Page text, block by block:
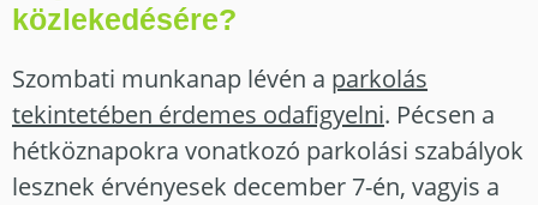
közlekedésére?
Szombati munkanap lévén a parkolás
tekintetében érdemes odafigyelni. Pécsen a
hétköznapokra vonatkozó parkolási szabályok
lesznek érvényesek december 7-én, vagyis a